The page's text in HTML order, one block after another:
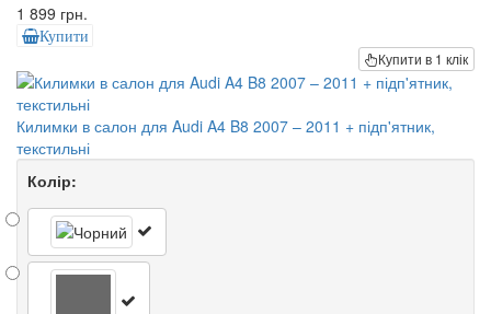
1 899 грн.
Купити
Купити в 1 клік
Килимки в салон для Audi A4 B8 2007 – 2011 + підп'ятник,
текстильні
Колір: